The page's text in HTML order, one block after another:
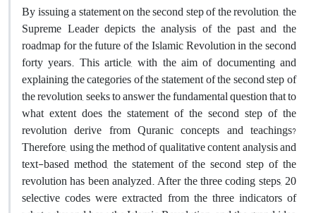
By issuing a statement on the second step of the revolution, the
Supreme Leader depicts the analysis of the past and the
roadmap for the future of the Islamic Revolution in the second
forty years. This article, with the aim of documenting and
explaining the categories of the statement of the second step of
the revolution, seeks to answer the fundamental question that to
what extent does the statement of the second step of the
revolution derive from Quranic concepts and teachings?
Therefore, using the method of qualitative content analysis and
text-based method, the statement of the second step of the
revolution has been analyzed. After the three coding steps, 20
selective codes were extracted from the three indicators of